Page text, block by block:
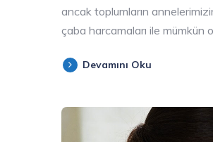
ancak toplumların
çaba harcamaları ile mümkün
Devamını Oku